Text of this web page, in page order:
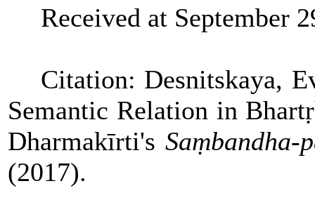
Received at September
Citation: Desnitskaya,
Semantic Relation in
Dharmakīrti'sSaṃbandha-
(2017).